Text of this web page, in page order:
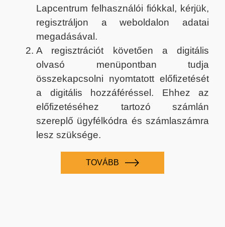
Lapcentrum felhasználói fiókkal, kérjük,
regisztráljon a weboldalon adatai
megadásával.
A regisztrációt követően a digitális
olvasó menüpontban tudja
összekapcsolni nyomtatott előfizetését
a digitális hozzáféréssel. Ehhez az
előfizetéséhez tartozó számlán
szereplő ügyfélkódra és számlaszámra
lesz szüksége.
TOVÁBB